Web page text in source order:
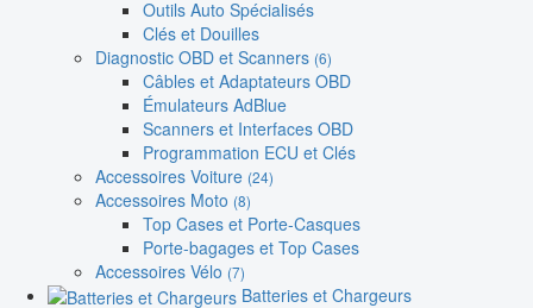
Outils Auto Spécialisés
Clés et Douilles
Diagnostic OBD et Scanners (6)
Câbles et Adaptateurs OBD
Émulateurs AdBlue
Scanners et Interfaces OBD
Programmation ECU et Clés
Accessoires Voiture (24)
Accessoires Moto (8)
Top Cases et Porte-Casques
Porte-bagages et Top Cases
Accessoires Vélo (7)
Batteries et Chargeurs